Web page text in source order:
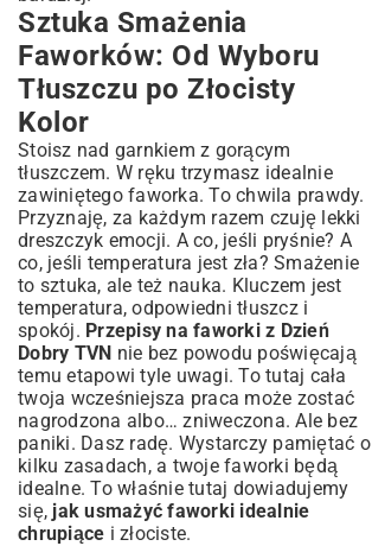
Sztuka Smażenia
Faworków: Od Wyboru
Tłuszczu po Złocisty
Kolor
Stoisz nad garnkiem z gorącym
tłuszczem. W ręku trzymasz idealnie
zawiniętego faworka. To chwila prawdy.
Przyznaję, za każdym razem czuję lekki
dreszczyk emocji. A co, jeśli pryśnie? A
co, jeśli temperatura jest zła? Smażenie
to sztuka, ale też nauka. Kluczem jest
temperatura, odpowiedni tłuszcz i
spokój. Przepisy na faworki z Dzień
Dobry TVN nie bez powodu poświęcają
temu etapowi tyle uwagi. To tutaj cała
twoja wcześniejsza praca może zostać
nagrodzona albo… zniweczona. Ale bez
paniki. Dasz radę. Wystarczy pamiętać o
kilku zasadach, a twoje faworki będą
idealne. To właśnie tutaj dowiadujemy
się, jak usmażyć faworki idealnie
chrupiące i złociste.